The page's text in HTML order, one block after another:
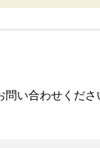
問い合わせくださ